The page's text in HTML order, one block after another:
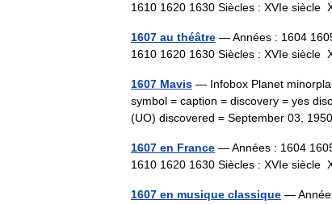
1610 1620 1630 Siècles : XVIe
1607 au théâtre — Années : 1604
1610 1620 1630 Siècles : XVIe
1607 Mavis — Infobox Planet
symbol = caption = discovery = yes
(UO) discovered = September 03,
1607 en France — Années : 1604
1610 1620 1630 Siècles : XVIe
1607 en musique classique —